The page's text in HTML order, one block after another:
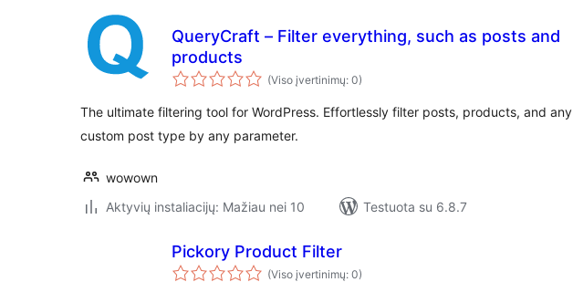
QueryCraft – Filter everything, such as posts and
products
(Viso įvertinimų: 0)
The ultimate filtering tool for WordPress. Effortlessly filter posts, products, and any
custom post type by any parameter.
wowown
Aktyvių instaliacijų: Mažiau nei 10
Testuota su 6.8.7
Pickory Product Filter
(Viso įvertinimų: 0)